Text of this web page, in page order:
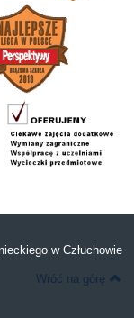
w Człuchowie
Wróć na górę